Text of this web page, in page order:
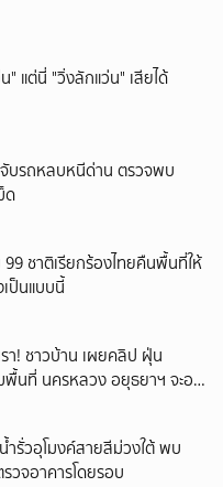
" แต่นี่ "วิ่งลักแว่น" เสียได้
บรถหลบหนีด่าน ตรวจพบ
ด
ชาติเรียกร้องไทยคืนพื้นที่ให้
ป็นแบบนี้
า! ชาวบ้าน เผยคลิป ฝุ่น
นที่ นครหลวง อยุธยาฯ จะอยู่
ำรั่วอุโมงค์สายสีม่วงใต้ พบ
วจอาคารโดยรอบ